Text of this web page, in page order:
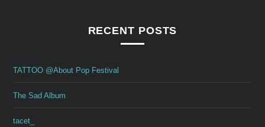
RECENT POSTS
TATTOO @About Pop Festival
The Sad Album
tacet_